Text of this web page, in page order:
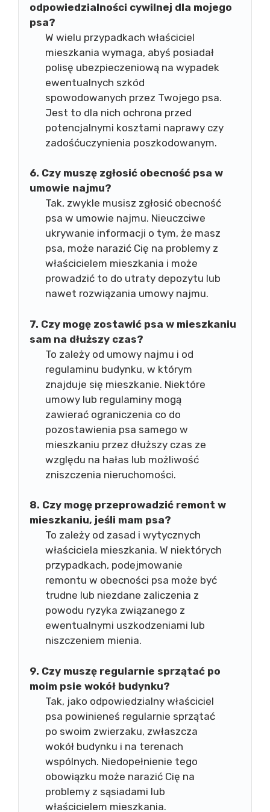
odpowiedzialności cywilnej dla mojego
psa?
W wielu przypadkach właściciel
mieszkania wymaga, abyś posiadał
polisę ubezpieczeniową na wypadek
ewentualnych szkód
spowodowanych przez Twojego psa.
Jest to dla nich ochrona przed
potencjalnymi kosztami naprawy czy
zadośćuczynienia poszkodowanym.
6. Czy muszę zgłosić obecność psa w
umowie najmu?
Tak, zwykle musisz zgłosić obecność
psa w umowie najmu. Nieuczciwe
ukrywanie informacji o tym, że masz
psa, może narazić Cię na problemy z
właścicielem mieszkania i może
prowadzić to do utraty depozytu lub
nawet rozwiązania umowy najmu.
7. Czy mogę zostawić psa w mieszkaniu
sam na dłuższy czas?
To zależy od umowy najmu i od
regulaminu budynku, w którym
znajduje się mieszkanie. Niektóre
umowy lub regulaminy mogą
zawierać ograniczenia co do
pozostawienia psa samego w
mieszkaniu przez dłuższy czas ze
względu na hałas lub możliwość
zniszczenia nieruchomości.
8. Czy mogę przeprowadzić remont w
mieszkaniu, jeśli mam psa?
To zależy od zasad i wytycznych
właściciela mieszkania. W niektórych
przypadkach, podejmowanie
remontu w obecności psa może być
trudne lub niezdane zaliczenia z
powodu ryzyka związanego z
ewentualnymi uszkodzeniami lub
niszczeniem mienia.
9. Czy muszę regularnie sprzątać po
moim psie wokół budynku?
Tak, jako odpowiedzialny właściciel
psa powinieneś regularnie sprzątać
po swoim zwierzaku, zwłaszcza
wokół budynku i na terenach
wspólnych. Niedopełnienie tego
obowiązku może narazić Cię na
problemy z sąsiadami lub
właścicielem mieszkania.